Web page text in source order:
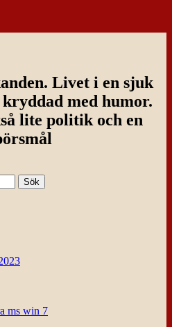
Livet i en sjuk
med humor.
lite politik och en
ms win 7